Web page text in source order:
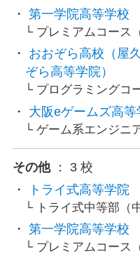
第一学院高等学校
プレミアムコース
おおぞら高校（屋
ぞら高等学院）
プログラミングコ
大阪eゲームズ高等
ゲーム系エンジニ
その他 ： 3 校
トライ式高等学院
トライ式中等部（
第一学院高等学校
プレミアムコース